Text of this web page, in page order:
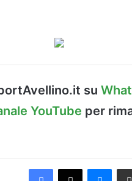
su
YouTube per
Facebook
X